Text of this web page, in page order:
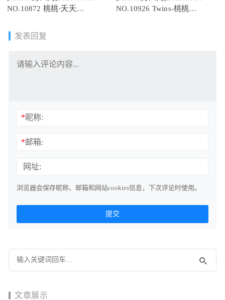
NO.10872 桃桃·夭夭
NO.10926 Twins-桃桃
发表回复
*昵称:
*邮箱:
网址:
浏览器会保存昵称、邮箱和网站cookies信息，下次评论时使用。
文章展示